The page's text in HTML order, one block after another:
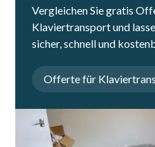
Vergleichen Sie gratis
Klaviertransport und
sicher, schnell und
Offerte für